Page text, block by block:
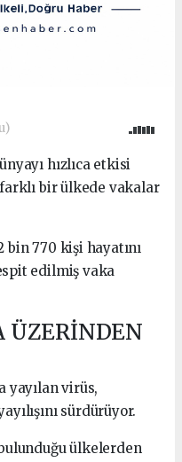
hızlıca etkisi
bir ülkede vakalar
bin 770 kişi hayatını
edilmiş vaka
ÜZERİNDEN
yayılan virüs,
sürdürüyor.
ülkelerden